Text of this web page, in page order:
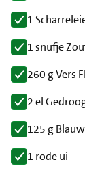
1
1 snufje
260 g Vers
2 el
125 g
1 rode ui